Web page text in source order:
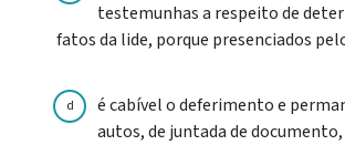
testemunhas a respeito de
fatos da lide, porque presenciados
d
é cabível o deferimento e
autos, de juntada de